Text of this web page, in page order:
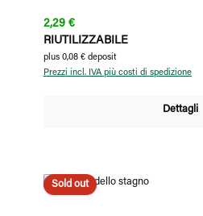
Prezzo normale:
2,29 €
RIUTILIZZABILE
plus 0,08 € deposit
Prezzi incl. IVA più costi di spedizione
Dettagli
Sold out